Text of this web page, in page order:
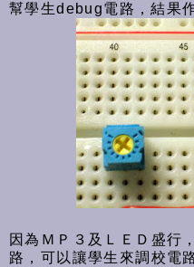
幫學生debug電路，結果
因為ＭＰ３及ＬＥＤ盛行
路，可以讓學生來調校電